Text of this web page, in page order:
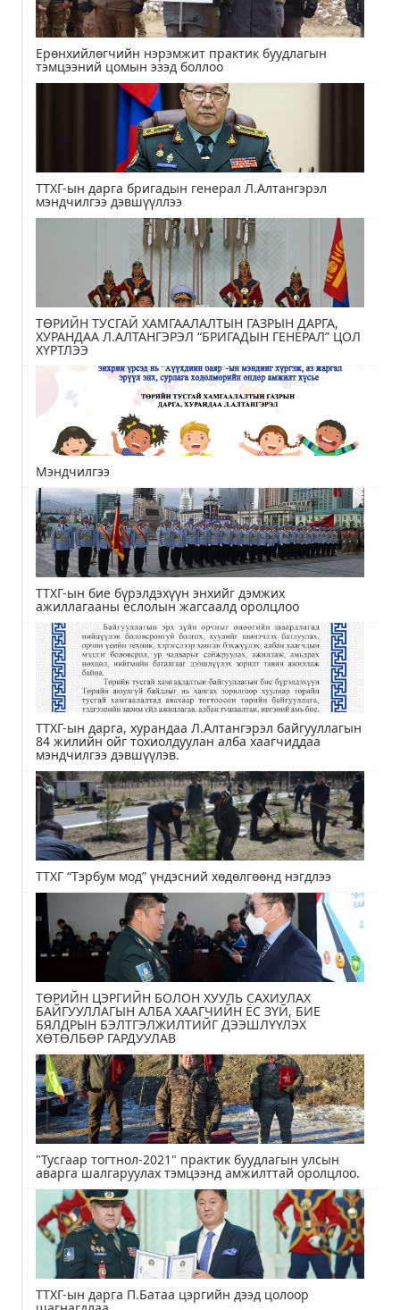
Ерөнхийлөгчийн нэрэмжит практик буудлагын
тэмцээний цомын эзэд боллоо
ТТХГ-ын дарга бригадын генерал Л.Алтангэрэл
мэндчилгээ дэвшүүллээ
ТӨРИЙН ТУСГАЙ ХАМГААЛАЛТЫН ГАЗРЫН ДАРГА,
ХУРАНДАА Л.АЛТАНГЭРЭЛ “БРИГАДЫН ГЕНЕРАЛ” ЦОЛ
ХҮРТЛЭЭ
Мэндчилгээ
ТТХГ-ын бие бүрэлдэхүүн энхийг дэмжих
ажиллагааны ёслолын жагсаалд оролцлоо
ТТХГ-ын дарга, хурандаа Л.Алтангэрэл байгууллагын
84 жилийн ойг тохиолдуулан алба хаагчиддаа
мэндчилгээ дэвшүүлэв.
ТТХГ “Тэрбум мод” үндэсний хөдөлгөөнд нэгдлээ
ТӨРИЙН ЦЭРГИЙН БОЛОН ХУУЛЬ САХИУЛАХ
БАЙГУУЛЛАГЫН АЛБА ХААГЧИЙН ЁС ЗҮЙ, БИЕ
БЯЛДРЫН БЭЛТГЭЛЖИЛТИЙГ ДЭЭШЛҮҮЛЭХ
ХӨТӨЛБӨР ГАРДУУЛАВ
"Тусгаар тогтнол-2021" практик буудлагын улсын
аварга шалгаруулах тэмцээнд амжилттай оролцлоо.
ТТХГ-ын дарга П.Батаа цэргийн дээд цолоор